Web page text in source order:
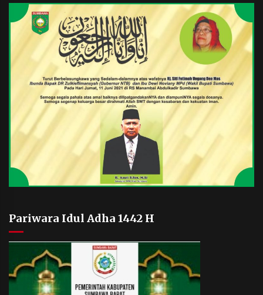
Pariwara Idul Adha 1442 H